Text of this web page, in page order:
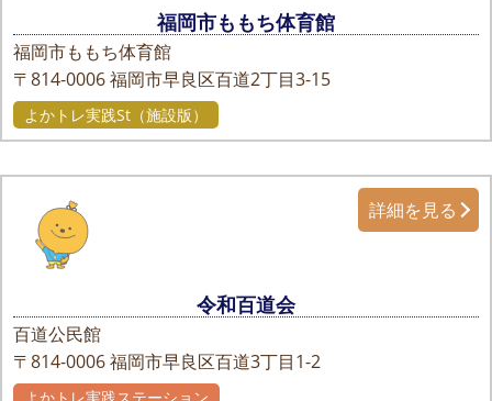
福岡市ももち体育館
福岡市ももち体育館
〒814-0006福岡市早良区百道2丁目3-15
よかトレ実践St（施設版）
令和百道会
百道公民館
〒814-0006福岡市早良区百道3丁目1-2
詳細を見る